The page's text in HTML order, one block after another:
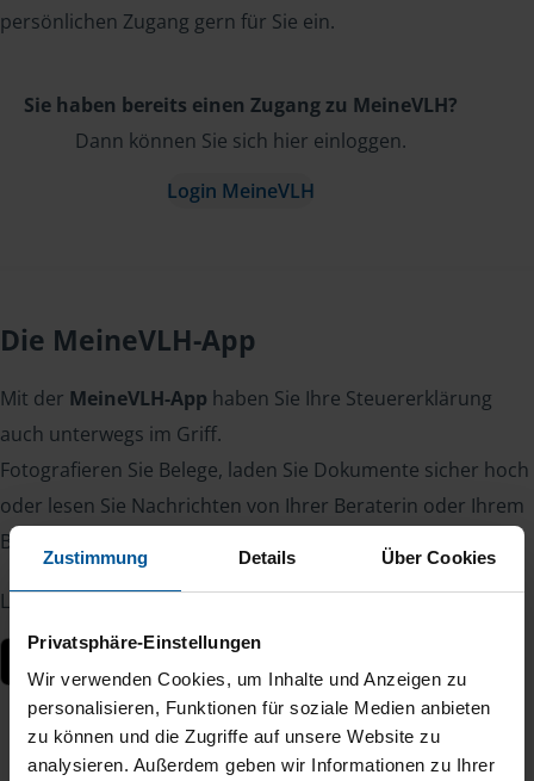
Zustimmung Details Über Cookies
Privatsphäre-Einstellungen
Wir verwenden Cookies, um Inhalte und Anzeigen zu
personalisieren, Funktionen für soziale Medien anbieten
zu können und die Zugriffe auf unsere Website zu
analysieren. Außerdem geben wir Informationen zu Ihrer
persönlichen Zugang gern für Sie ein.
Sie haben bereits einen Zugang zu MeineVLH?
Dann können Sie sich hier einloggen.
Login MeineVLH
Die MeineVLH-App
Mit der MeineVLH-App haben Sie Ihre Steuererklärung
auch unterwegs im Griff.
Fotografieren Sie Belege, laden Sie Dokumente sicher hoch
oder lesen Sie Nachrichten von Ihrer Beraterin oder Ihrem
Berater – jederzeit und von überall.
Laden Sie die App kostenlos herunter: